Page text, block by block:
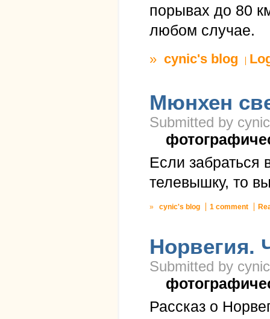
порывах до 80
любом случае.
» cynic's blog
Мюнхен
Submitted by
Если
телевышку, то
» cynic's blog 1 comment
Норвегия.
Submitted by
Рассказ о